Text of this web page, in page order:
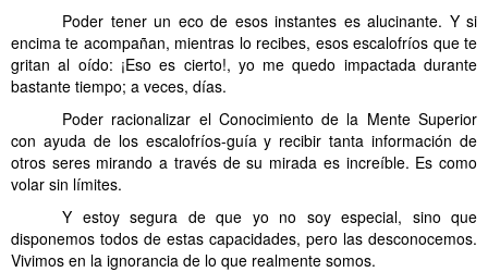
Poder tener un eco de esos instantes es alucinante. Y si
encima te acompañan, mientras lo recibes, esos escalofríos que te
gritan al oído: ¡Eso es cierto!, yo me quedo impactada durante
bastante tiempo; a veces, días.
Poder racionalizar el Conocimiento de la Mente Superior
con ayuda de los escalofríos-guía y recibir tanta información de
otros seres mirando a través de su mirada es increíble. Es como
volar sin límites.
Y estoy segura de que yo no soy especial, sino que
disponemos todos de estas capacidades, pero las desconocemos.
Vivimos en la ignorancia de lo que realmente somos.